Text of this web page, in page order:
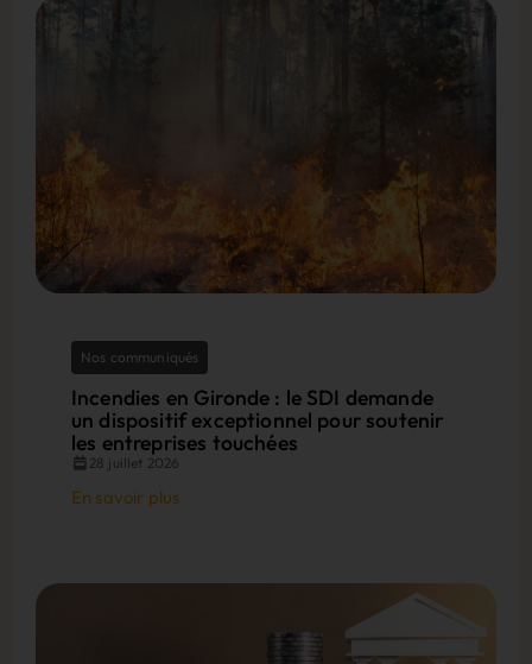
Nos communiqués
Incendies en Gironde : le SDI demande
un dispositif exceptionnel pour soutenir
les entreprises touchées
28 juillet 2026
En savoir plus